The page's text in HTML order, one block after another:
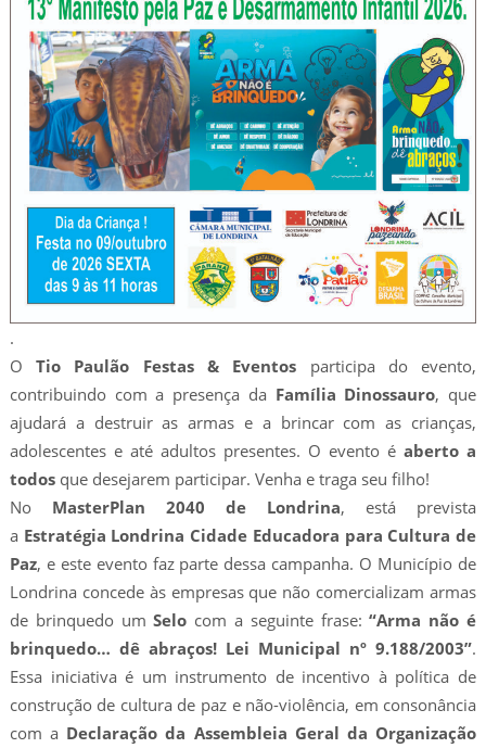
.
OTio Paulão Festas & Eventos participa do evento,
contribuindo com a presença da Família Dinossauro, que
ajudará a destruir as armas e a brincar com as crianças,
adolescentes e até adultos presentes. O evento éaberto a
todosque desejarem participar. Venha e traga seu filho!
No MasterPlan 2040 de Londrina, está prevista
a Estratégia Londrina Cidade Educadora para Cultura de
Paz, e este evento faz parte dessa campanha. O Município de
Londrina concede às empresas que não comercializam armas
de brinquedo umSelo com a seguinte frase:“Arma não é
brinquedo… dê abraços! Lei Municipal nº 9.188/2003”.
Essa iniciativa é um instrumento de incentivo à política de
construção de cultura de paz e não-violência, em consonância
com a Declaração da Assembleia Geral da Organização